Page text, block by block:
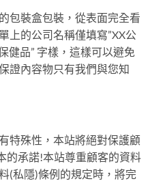
包裝盒包裝，從表面完全看
上的公司名稱僅填寫”XX公
健品” 字樣，這樣可以避免
證內容物只有我們與您知
特殊性，本站將絕對保護顧
的承諾!本站尊重顧客的資料
(私隱)條例的規定時，將完